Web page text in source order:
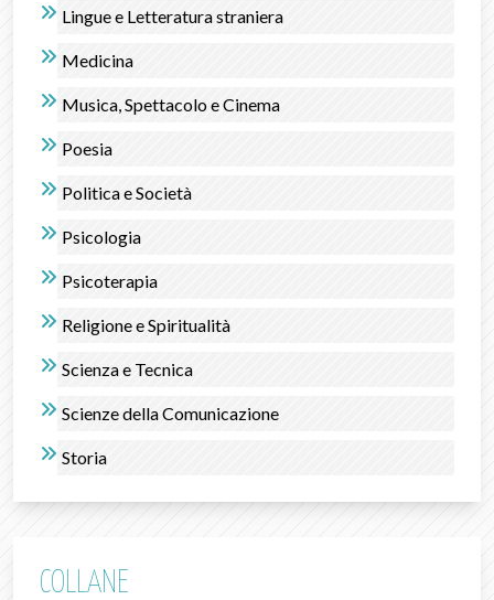
Lingue e Letteratura straniera
Medicina
Musica, Spettacolo e Cinema
Poesia
Politica e Società
Psicologia
Psicoterapia
Religione e Spiritualità
Scienza e Tecnica
Scienze della Comunicazione
Storia
COLLANE